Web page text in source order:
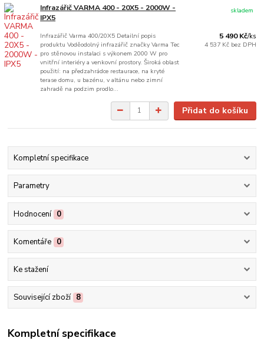
Infrazářič VARMA 400 - 20X5 - 2000W -
IPX5
Infrazářič Varma 400/20X5 Detailní popis
produktu Voděodolný infrazářič značky Varma Tec
pro stěnovou instalaci s výkonem 2000 W pro
vnitřní interiéry a venkovní prostory. Široká oblast
použití: na předzahrádce restaurace, na kryté
terase domu, u bazénu, v altánu nebo zimní
zahradě na podzim prodlo...
5 490 Kč/ks
4 537 Kč bez DPH
skladem
Přidat do košíku
Kompletní specifikace
Parametry
Hodnocení 0
Komentáře 0
Ke stažení
Související zboží 8
Kompletní specifikace